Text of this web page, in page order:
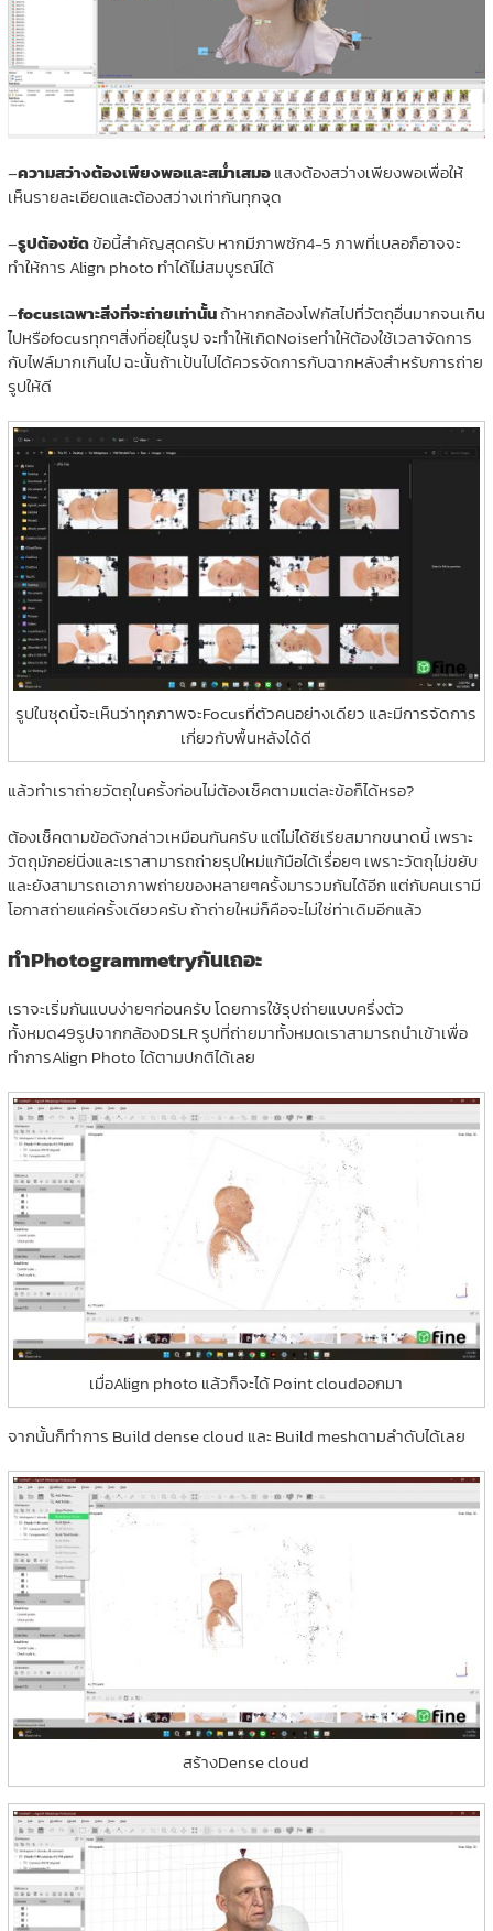
–ความสว่างต้องเพียงพอและสม่ำเสมอแสงต้องสว่างเพียงพอเพื่อให้
เห็นรายละเอียดและต้องสว่างเท่ากันทุกจุด
–รูปต้องชัดข้อนี้สำคัญสุดครับ หากมีภาพซัก4-5 ภาพที่เบลอก็อาจจะ
ทำให้การ Align photo ทำได้ไม่สมบูรณ์ได้
–focusเฉพาะสิ่งที่จะถ่ายเท่านั้นถ้าหากกล้องโฟกัสไปที่วัตถุอื่นมากจนเกิน
ไปหรือfocusทุกๆสิ่งที่อยุ่ในรูป จะทำให้เกิดNoiseทำให้ต้องใช้เวลาจัดการ
กับไฟล์มากเกินไป ฉะนั้นถ้าเป้นไปได้ควรจัดการกับฉากหลังสำหรับการถ่าย
รูปให้ดี
รูปในชุดนี้จะเห็นว่าทุกภาพจะFocusที่ตัวคนอย่างเดียว และมีการจัดการ
เกี่ยวกับพื้นหลังได้ดี
แล้วทำเราถ่ายวัตถุในครั้งก่อนไม่ต้องเช็คตามแต่ละข้อก็ได้หรอ?
ต้องเช็คตามข้อดังกล่าวเหมือนกันครับ แต่ไม่ได้ซีเรียสมากขนาดนี้ เพราะ
วัตถุมักอย่นิ่งและเราสามารถถ่ายรุปใหม่แก้มือได้เรื่อยๆ เพราะวัตถุไม่ขยับ
และยังสามารถเอาภาพถ่ายของหลายๆครั้งมารวมกันได้อีก แต่กับคนเรามี
โอกาสถ่ายแค่ครั้งเดียวครับ ถ้าถ่ายใหม่ก็คือจะไม่ใช่ท่าเดิมอีกแล้ว
ทำPhotogrammetryกันเถอะ
เราจะเริ่มกันแบบง่ายๆก่อนครับ โดยการใช้รุปถ่ายแบบครึ่งตัว
ทั้งหมด49รูปจากกล้องDSLR รูปที่ถ่ายมาทั้งหมดเราสามารถนำเข้าเพื่อ
ทำการAlign Photo ได้ตามปกติได้เลย
เมื่อAlign photo แล้วก็จะได้ Point cloudออกมา
จากนั้นก็ทำการ Build dense cloud และ Build meshตามลำดับได้เลย
สร้างDense cloud